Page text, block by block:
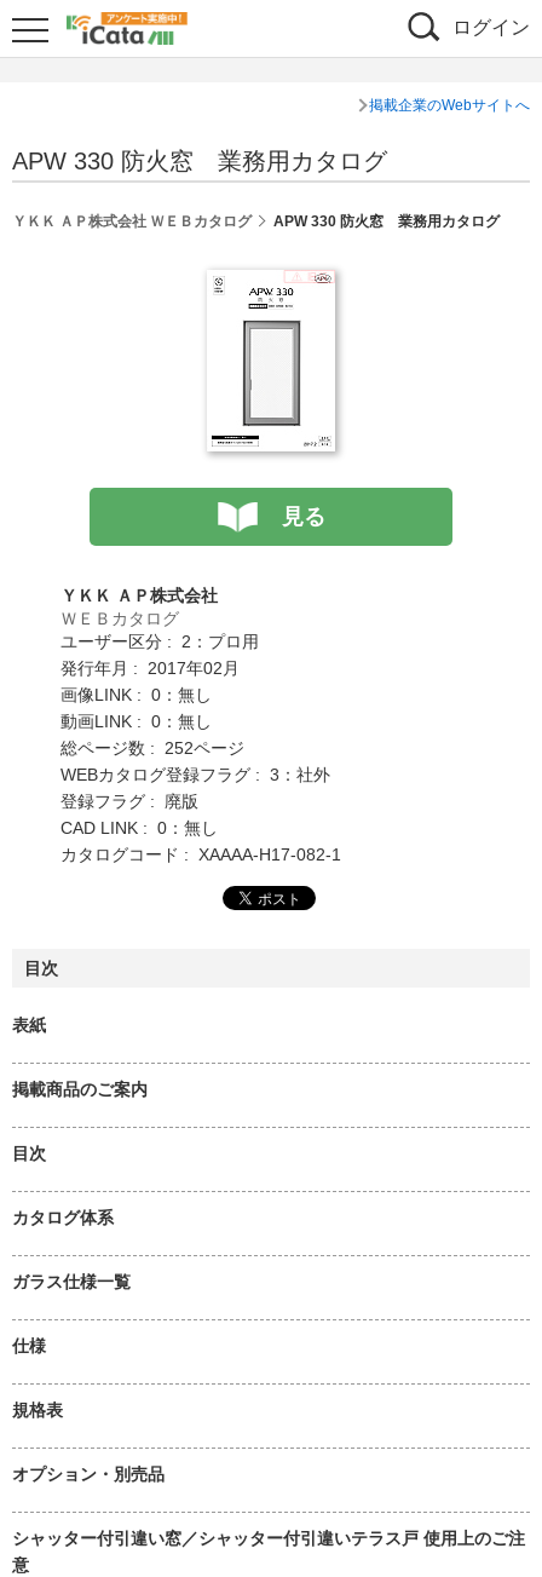
ログイン
掲載企業のWebサイトへ
APW 330 防火窓 業務用カタログ
ＹＫＫ ＡＰ株式会社 ＷＥＢカタログ APW 330 防火窓 業務用カタログ
見る
ＹＫＫ ＡＰ株式会社
ＷＥＢカタログ
ユーザー区分 : 2：プロ用
発行年月 : 2017年02月
画像LINK : 0：無し
動画LINK : 0：無し
総ページ数 : 252ページ
WEBカタログ登録フラグ : 3：社外
登録フラグ : 廃版
CAD LINK : 0：無し
カタログコード : XAAAA-H17-082-1
目次
表紙
掲載商品のご案内
目次
カタログ体系
ガラス仕様一覧
仕様
規格表
オプション・別売品
シャッター付引違い窓／シャッター付引違いテラス戸 使用上のご注
意